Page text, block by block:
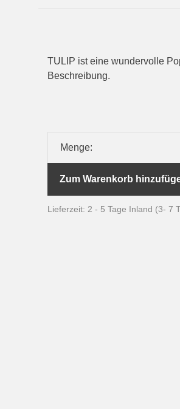
TULIP ist eine wundervolle
Beschreibung.
Menge:
Zum Warenkorb
Lieferzeit: 2 - 5 Tage Inland (3- 7